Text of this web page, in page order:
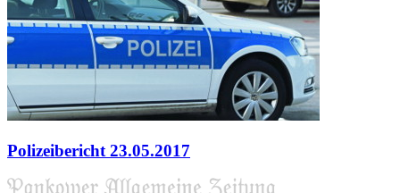
Polizeibericht 23.05.2017